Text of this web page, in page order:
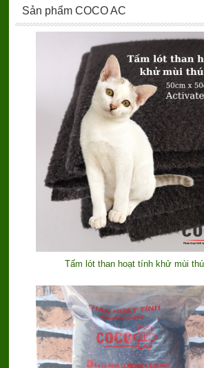
Sản phẩm COCO AC
Tấm lót than hoạt tính khử mùi